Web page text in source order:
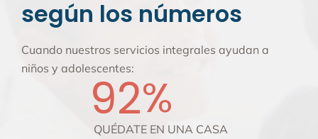
según los números
Cuando nuestros servicios integrales ayudan a
niños y adolescentes:
QUÉDATE EN UNA CASA
92%